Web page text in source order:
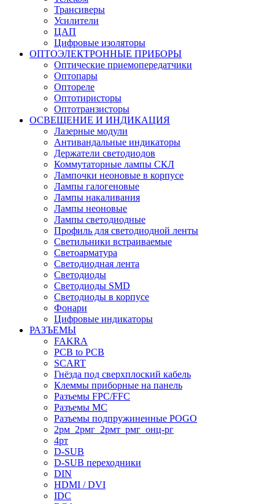
Трансиверы
Усилители
ЦАП
Цифровые изоляторы
ОПТОЭЛЕКТРОННЫЕ ПРИБОРЫ
Оптические приемопередатчики
Оптопары
Оптореле
Оптотиристоры
Оптотранзисторы
ОСВЕЩЕНИЕ И ИНДИКАЦИЯ
Лазерные модули
Антивандальные индикаторы
Держатели светодиодов
Коммутаторные лампы СКЛ
Лампочки неоновые в корпусе
Лампы галогеновые
Лампы накаливания
Лампы неоновые
Лампы светодиодные
Профиль для светодиодной ленты
Светильники встраиваемые
Светоарматура
Светодиодная лента
Светодиоды
Светодиоды SMD
Светодиоды в корпусе
Фонари
Цифровые индикаторы
РАЗЪЕМЫ
FAKRA
PCB to PCB
SCART
Гнёзда под сверхплоский кабель
Клеммы приборные на панель
Разъемы FPC/FFC
Разъемы MC
Разъемы подпружиненные POGO
2рм_2рмг_2рмт_рмг_онц-рг
4рт
D-SUB
D-SUB переходники
DIN
HDMI / DVI
IDC